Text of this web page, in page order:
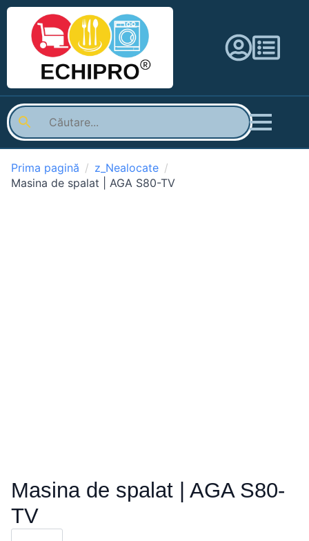
Prima pagină
z_Nealocate
Masina de spalat | AGA S80-TV
Masina de spalat | AGA S80-
TV
Cantitate